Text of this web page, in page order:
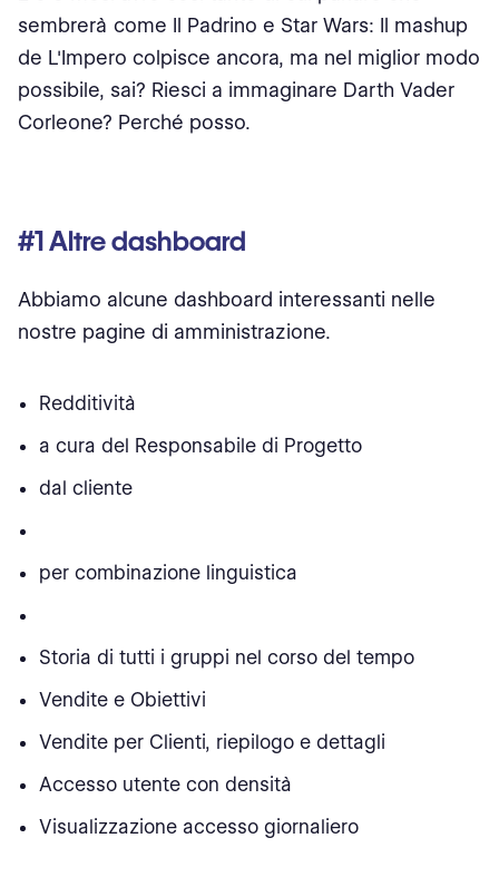
sembrerà come Il Padrino e Star Wars: Il mashup
de L'Impero colpisce ancora, ma nel miglior modo
possibile, sai? Riesci a immaginare Darth Vader
Corleone? Perché posso.
#1 Altre dashboard
Abbiamo alcune dashboard interessanti nelle
nostre pagine di amministrazione.
Redditività
a cura del Responsabile di Progetto
dal cliente
per combinazione linguistica
Storia di tutti i gruppi nel corso del tempo
Vendite e Obiettivi
Vendite per Clienti, riepilogo e dettagli
Accesso utente con densità
Visualizzazione accesso giornaliero